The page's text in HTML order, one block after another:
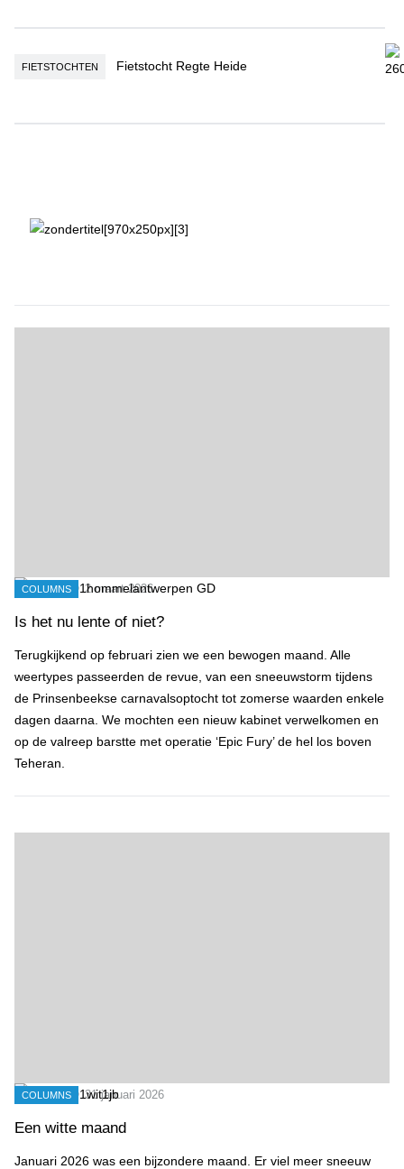
FIETSTOCHTEN Fietstocht Regte Heide
COLUMNS 2 maart 2026
Is het nu lente of niet?
Terugkijkend op februari zien we een bewogen maand. Alle
weertypes passeerden de revue, van een sneeuwstorm tijdens
de Prinsenbeekse carnavalsoptocht tot zomerse waarden enkele
dagen daarna. We mochten een nieuw kabinet verwelkomen en
op de valreep barstte met operatie ‘Epic Fury’ de hel los boven
Teheran.
COLUMNS 31 januari 2026
Een witte maand
Januari 2026 was een bijzondere maand. Er viel meer sneeuw